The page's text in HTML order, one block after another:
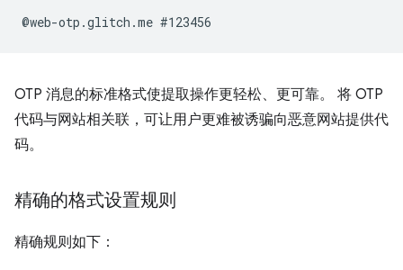
OTP 消息的标准格式使提取操作更轻松、更可靠。 将 OTP
代码与网站相关联，可让用户更难被诱骗向恶意网站提供代
码。
精确的格式设置规则
精确规则如下：